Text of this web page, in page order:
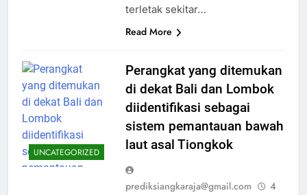
terletak sekitar…
Read More
UNCATEGORIZED
Perangkat yang ditemukan
di dekat Bali dan Lombok
diidentifikasi sebagai
sistem pemantauan bawah
laut asal Tiongkok
prediksiangkaraja@gmail.com
4